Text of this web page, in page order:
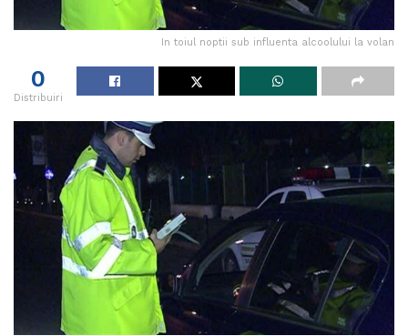
In toiul noptii sub influenta alcoolului la volan
0
Distribuiri